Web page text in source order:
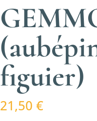
figuier)
21,50 €